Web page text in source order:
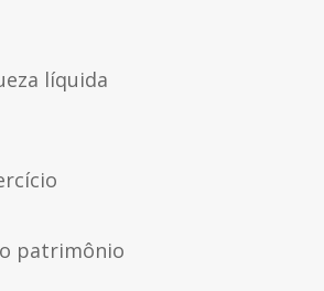
líquida
patrimônio